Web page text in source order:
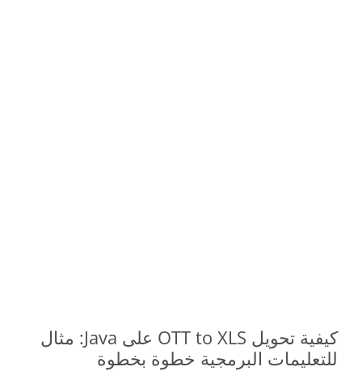
كيفية تحويل OTT to XLS على Java: مثال
للتعليمات البرمجية خطوة بخطوة